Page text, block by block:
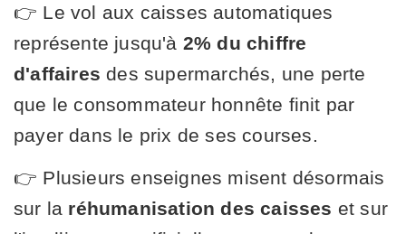
👉 Le vol aux caisses automatiques
représente jusqu'à 2% du chiffre
d'affaires des supermarchés, une perte
que le consommateur honnête finit par
payer dans le prix de ses courses.
👉 Plusieurs enseignes misent désormais
sur la réhumanisation des caisses et sur